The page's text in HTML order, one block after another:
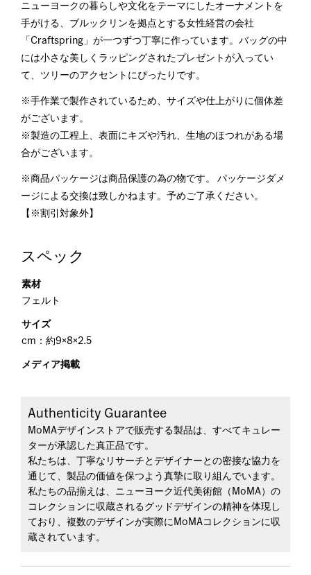
ニューヨークの暮らしや文化をテーマにしたオーナメントを
手がける、ブルックリンを拠点とする女性経営の会社
「Craftspring」が一つずつ丁寧に作っています。バッグの中
には小さな美しくラッピングされたプレゼントが入ってい
て、ツリーのアクセントにぴったりです。
※手作業で製作されているため、サイズや仕上がりに個体差
がございます。
※製造の工程上、表面にキズや汚れ、生地のほつれがある場
合がございます。
※商品パッケージは商品保護の為の物です。 パッケージダメ
ージによる交換は致しかねます。予めご了承ください。
【※割引対象外】
スペック
素材
フェルト
サイズ
cm：約9×8×2.5
メディア掲載
Authenticity Guarantee
MoMAデザインストアで販売する製品は、すべてキュレー
ターが承認した真正品です。
私たちは、丁寧なリサーチとデザイナーとの密接な協力を
通じて、製品の価値を保つよう真摯に取り組んでいます。
私たちの品揃えは、ニューヨーク近代美術館（MoMA）の
コレクションに収蔵されるグッドデザインの精神を体現し
ており、複数のデザインが実際にMoMAコレクションに収
蔵されています。